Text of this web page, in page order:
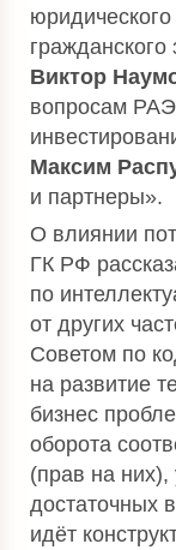
Виктор
вопросам
Максим
и партнеры».
О влиянии
ГК РФ
по
от других
Советом по
на развитие
бизнес
оборота
(прав на
достаточных
идёт